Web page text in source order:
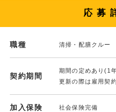
応募
職種 清掃・配膳クルー
契約期間
期間の定めあり(1
更新の際は雇用契
加入保険 社会保険完備